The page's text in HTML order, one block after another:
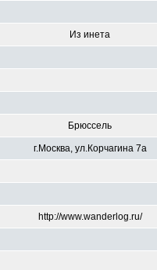
Из инета
Брюссель
г.Москва, ул.Корчагина 7а
http://www.wanderlog.ru/